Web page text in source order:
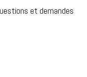
et demandes